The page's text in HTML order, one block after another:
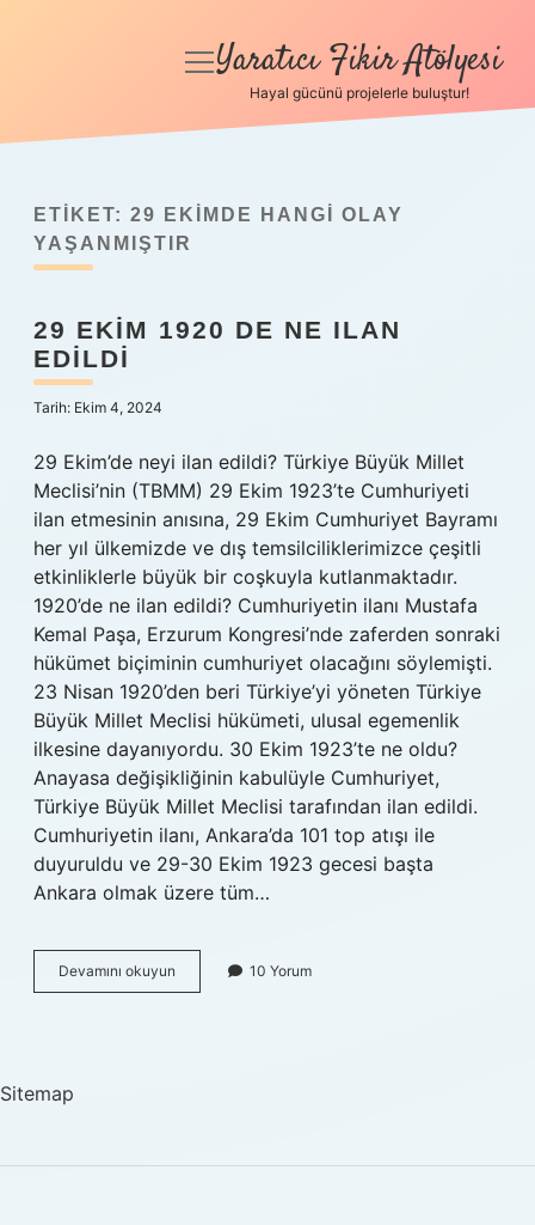
Anasayfa
Yasal Uyarı
menüyü
Yaratıcı Fikir Atölyesi
Hayal gücünü projelerle buluştur!
ETIKET: 29 EKIMDE HANGI OLAY
YAŞANMIŞTIR
29 EKIM 1920 DE NE ILAN
EDILDI
Tarih: Ekim 4, 2024
29 Ekim’de neyi ilan edildi? Türkiye Büyük Millet
Meclisi’nin (TBMM) 29 Ekim 1923’te Cumhuriyeti
ilan etmesinin anısına, 29 Ekim Cumhuriyet Bayramı
her yıl ülkemizde ve dış temsilciliklerimizce çeşitli
etkinliklerle büyük bir coşkuyla kutlanmaktadır.
1920’de ne ilan edildi? Cumhuriyetin ilanı Mustafa
Kemal Paşa, Erzurum Kongresi’nde zaferden sonraki
hükümet biçiminin cumhuriyet olacağını söylemişti.
23 Nisan 1920’den beri Türkiye’yi yöneten Türkiye
Büyük Millet Meclisi hükümeti, ulusal egemenlik
ilkesine dayanıyordu. 30 Ekim 1923’te ne oldu?
Anayasa değişikliğinin kabulüyle Cumhuriyet,
Türkiye Büyük Millet Meclisi tarafından ilan edildi.
Cumhuriyetin ilanı, Ankara’da 101 top atışı ile
duyuruldu ve 29-30 Ekim 1923 gecesi başta
Ankara olmak üzere tüm…
Devamını okuyun
Ekim
10 Yorum
Sitemap